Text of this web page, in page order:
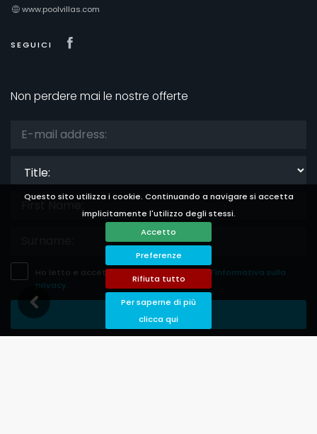
Questo sito utilizza i cookie. Continuando a navigare si accetta
implicitamente l'utilizzo degli stessi.
Accetto
Preferenze
Rifiuta tutto
Per saperne di più
clicca qui
www.poolvillas.com
SEGUICI
Non perdere mai le nostre offerte
Ho letto e accettol'informativa legaleel'informativa sulla
privacy
Salva Abbonamento